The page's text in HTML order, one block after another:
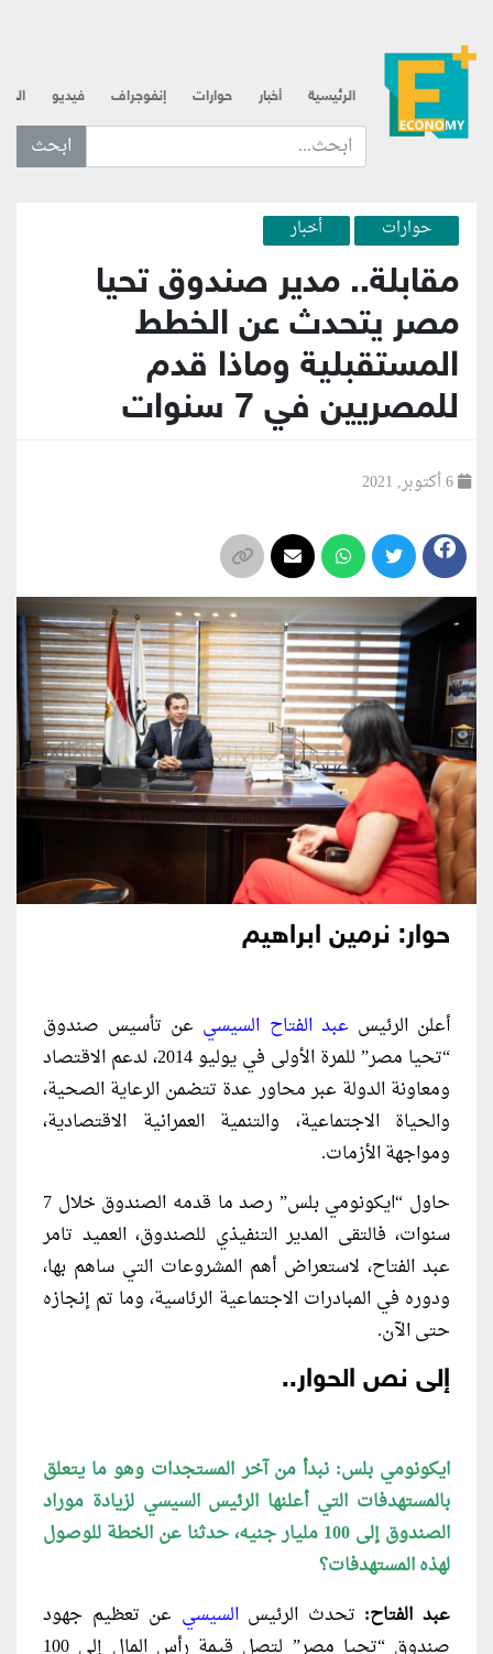
الرئيسية أخبار حوارات إنفوجراف فيديو
ابحث عن... :
حوارات أخبار
مقابلة.. مدير صندوق تحيا
مصر يتحدث عن الخطط
المستقبلية وماذا قدم
للمصريين في 7 سنوات
حوار: نرمين ابراهيم
أعلن الرئيس عبد الفتاح السيسي عن تأسيس صندوق
“تحيا مصر” للمرة الأولى في يوليو 2014، لدعم الاقتصاد
ومعاونة الدولة عبر محاور عدة تتضمن الرعاية الصحية،
والحياة الاجتماعية، والتنمية العمرانية الاقتصادية،
ومواجهة الأزمات.
حاول “ايكونومي بلس” رصد ما قدمه الصندوق خلال 7
سنوات، فالتقى المدير التنفيذي للصندوق، العميد تامر
عبد الفتاح، لاستعراض أهم المشروعات التي ساهم بها،
ودوره في المبادرات الاجتماعية الرئاسية، وما تم إنجازه
حتى الآن.
إلى نص الحوار..
ايكونومي بلس: نبدأ من آخر المستجدات وهو ما يتعلق
بالمستهدفات التي أعلنها الرئيس السيسي لزيادة موراد
الصندوق إلى 100 مليار جنيه، حدثنا عن الخطة للوصول
لهذه المستهدفات؟
عبد الفتاح: تحدث الرئيسالسيسي عن تعظيم جهود
صندوق “تحيا مصر” لتصل قيمة رأس المال إلى 100